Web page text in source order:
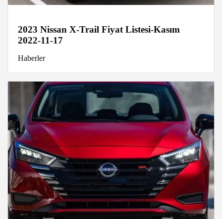
2023 Nissan X-Trail Fiyat Listesi-Kasım
2022-11-17
Haberler